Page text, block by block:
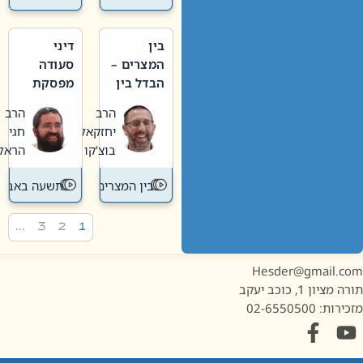
בין
המצרים –
הבדל בין
חדשה
לישנה
הרב
יחזקאל
בוצ'קו
בין המצרים
דיני
סעודה
מפסקת
תשעה
באב
הרב
חגי
הראל
תשעה באב
1, כוכב יעקב
02-6550500